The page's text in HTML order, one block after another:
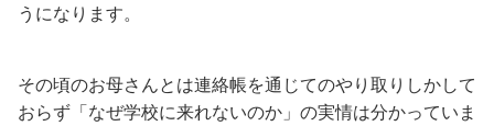
うになります。
その頃のお母さんとは連絡帳を通じてのやり取りしかして
おらず「なぜ学校に来れないのか」の実情は分かっていま